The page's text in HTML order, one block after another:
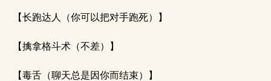
【长跑达人（你可以把对手跑死）】
【擒拿格斗术（不差）】
【毒舌（聊天总是因你而结束）】